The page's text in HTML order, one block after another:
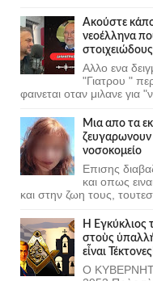
Ακούστε
νεοέλληνα
Αλλο ενα
"Γιατρου "
φαινεται οταν μιλανε για
Μια απο τα
ζευγαρωνουν
νοσοκομείο
Επισης
και οπως
και στην ζωη τους,
Ἡ Ἐγκύκλιος
στοὺς
εἶναι
Ο